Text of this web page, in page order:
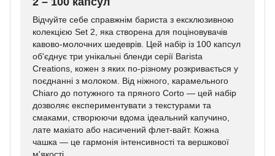
Відчуйте себе справжнім бариста з ексклюзивною
колекцією Set 2, яка створена для поціновувачів
кавово-молочних шедеврів. Цей набір із 100 капсул
об'єднує три унікальні бленди серії Barista
Creations, кожен з яких по-різному розкривається у
поєднанні з молоком. Від ніжного, карамельного
Chiaro до потужного та пряного Corto — цей набір
дозволяє експериментувати з текстурами та
смаками, створюючи вдома ідеальний капучино,
лате макіато або насичений флет-вайт. Кожна
чашка — це гармонія інтенсивності та вершкової